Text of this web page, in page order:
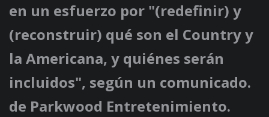
en un esfuerzo por "(redefinir) y
(reconstruir) qué son el Country y
la Americana, y quiénes serán
incluidos", según un comunicado.
de Parkwood Entretenimiento.